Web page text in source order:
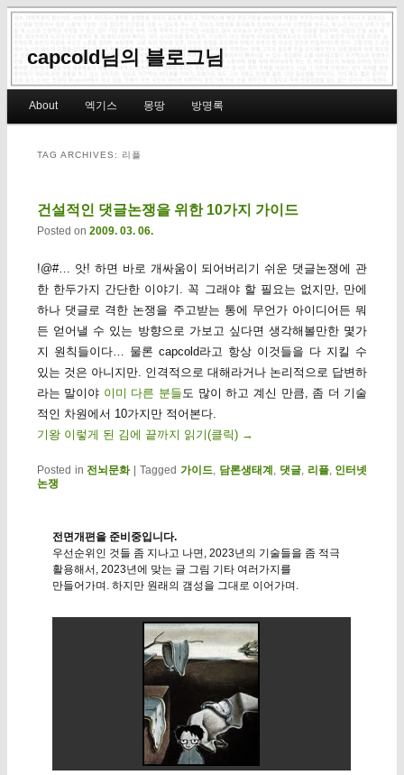
capcold님의 블로그님
Skip to primary content
Skip to secondary content
About 엑기스 몽땅 방명록
TAG ARCHIVES: 리플
건설적인 댓글논쟁을 위한 10가지 가이드
Posted on 2009. 03. 06.
!@#… 앗! 하면 바로 개싸움이 되어버리기 쉬운 댓글논쟁에 관
한 한두가지 간단한 이야기. 꼭 그래야 할 필요는 없지만, 만에
하나 댓글로 격한 논쟁을 주고받는 통에 무언가 아이디어든 뭐
든 얻어낼 수 있는 방향으로 가보고 싶다면 생각해볼만한 몇가
지 원칙들이다… 물론 capcold라고 항상 이것들을 다 지킬 수
있는 것은 아니지만. 인격적으로 대해라거나 논리적으로 답변하
라는 말이야 이미 다른 분들 도 많이 하고 계신 만큼, 좀 더 기술
적인 차원에서 10가지만 적어본다.
기왕 이렇게 된 김에 끝까지 읽기(클릭) →
Posted in 전뇌문화 |Tagged 가이드 담론생태계 댓글, 리플, 인터넷
논쟁
전면개편을 준비중입니다.
우선순위인 것들 좀 지나고 나면, 2023년의 기술들을 좀 적극
활용해서, 2023년에 맞는 글 그림 기타 여러가지를
만들어가며. 하지만 원래의 갬성을 그대로 이어가며.